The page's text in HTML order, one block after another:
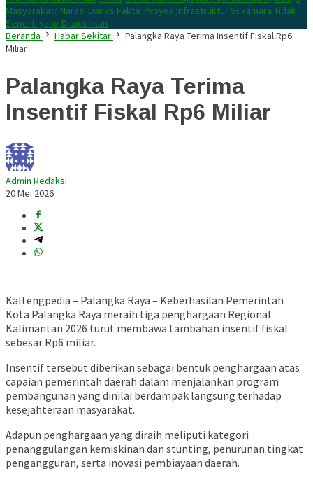
Masyarakat? Narasi Liar vs Fakta: Proyek Infrastruktur Sukamara Tidak
Seperti yang Dituduhkan
Beranda
Habar Sekitar
Palangka Raya Terima Insentif Fiskal Rp6
Miliar
Palangka Raya Terima
Insentif Fiskal Rp6 Miliar
Admin Redaksi
20 Mei 2026
Kaltengpedia – Palangka Raya – Keberhasilan Pemerintah
Kota Palangka Raya meraih tiga penghargaan Regional
Kalimantan 2026 turut membawa tambahan insentif fiskal
sebesar Rp6 miliar.
Insentif tersebut diberikan sebagai bentuk penghargaan atas
capaian pemerintah daerah dalam menjalankan program
pembangunan yang dinilai berdampak langsung terhadap
kesejahteraan masyarakat.
Adapun penghargaan yang diraih meliputi kategori
penanggulangan kemiskinan dan stunting, penurunan tingkat
pengangguran, serta inovasi pembiayaan daerah.